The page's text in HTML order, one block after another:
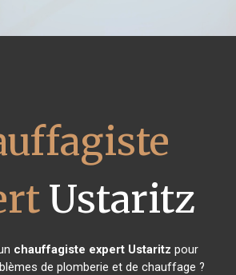
Ustaritz
chauffagiste expert Ustaritz pour
de plomberie et de chauffage ?